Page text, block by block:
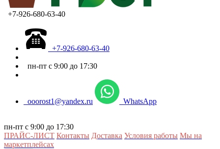
+7-926-680-63-40
+7-926-680-63-40
пн-пт с 9:00 до 17:30
ooorost1@yandex.ru WhatsApp
пн-пт с 9:00 до 17:30
ПРАЙС-ЛИСТ Контакты Доставка Условия работы Мы на
маркетплейсах